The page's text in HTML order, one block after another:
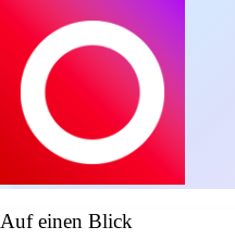
Auf einen Blick